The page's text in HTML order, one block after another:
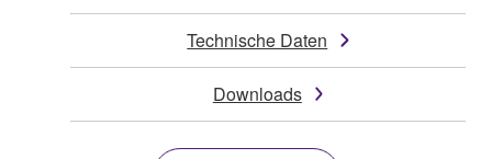
Technische Daten
Downloads